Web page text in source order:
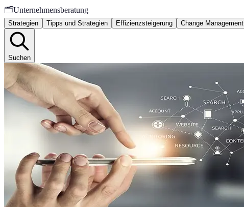
🗂️Unternehmensberatung
Strategien Tipps und Strategien Effizienzsteigerung Change Management
Suchen